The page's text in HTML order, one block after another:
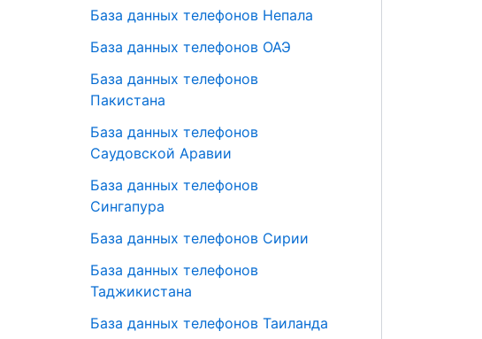
База данных телефонов Непала
База данных телефонов ОАЭ
База данных телефонов
Пакистана
База данных телефонов
Саудовской Аравии
База данных телефонов
Сингапура
База данных телефонов Сирии
База данных телефонов
Таджикистана
База данных телефонов Таиланда